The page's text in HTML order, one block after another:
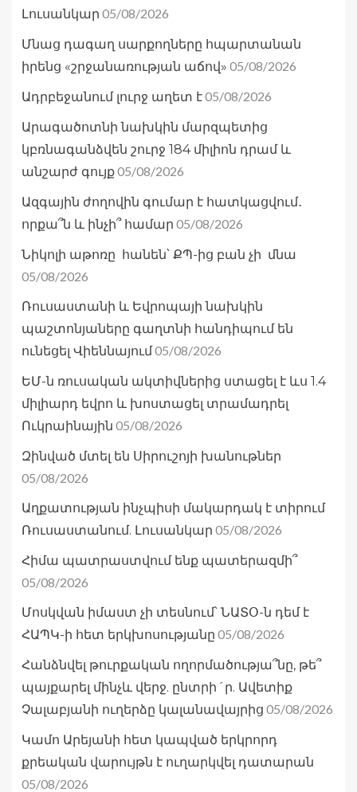
Լուսանկար 05/08/2026
Մնաց դագաղ սարքողները հպարտանան
իրենց «շրջանառության աճով» 05/08/2026
Ադրբեջանում լուրջ աղետ է05/08/2026
Արագածոտնի նախկին մարզպետից
կբռնագանձվեն շուրջ 184 միլիոն դրամ և
անշարժ գույք05/08/2026
Ազգային ժողովին գումար է հատկացվում․
որքա՞ն և ինչի՞ համար 05/08/2026
Նիկոլի աթոռը հանեն՝ ՔՊ-ից բան չի մնա
05/08/2026
Ռուսաստանի և Եվրոպայի նախկին
պաշտոնյաները գաղտնի հանդիպում են
ունեցել Վիեննայում05/08/2026
ԵՄ-ն ռուսական ակտիվներից ստացել է ևս 1.4
միլիարդ եվրո և խոստացել տրամադրել
Ուկրաինային 05/08/2026
Զինված մտել են Սիրուշոյի խանութներ
05/08/2026
Աղքատության ինչպիսի մակարդակ է տիրում
Ռուսաստանում. Լուսանկար 05/08/2026
Հիմա պատրաստվում ենք պատերազմի՞
05/08/2026
Մոսկվան իմաստ չի տեսնում՝ ՆԱՏՕ-ն դեմ է
ՀԱՊԿ-ի հետ երկխոսությանը 05/08/2026
Հանձնվել թուրքական ողորմածությա՞նը, թե՞
պայքարել մինչև վերջ. ընտրի´ր. Ավետիք
Չալաբյանի ուղերձը կալանավայրից 05/08/2026
Կամո Արեյանի հետ կապված երկրորդ
քրեական վարույթն է ուղարկվել դատարան
05/08/2026